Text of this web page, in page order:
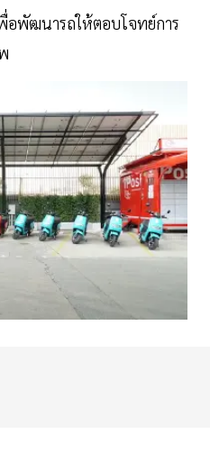
อพัฒนารถให้ตอบโจทย์การ